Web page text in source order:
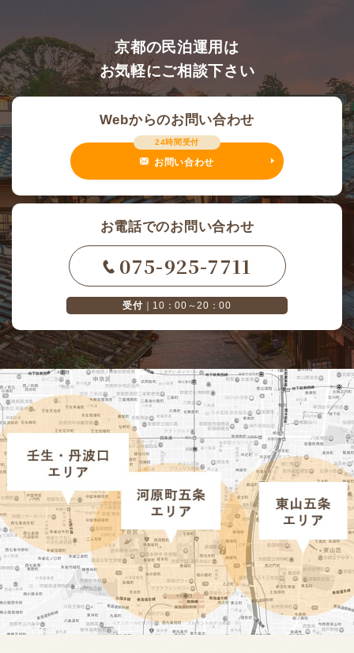
京都の民泊運用は
お気軽にご相談下さい
Webからのお問い合わせ
24時間受付
お問い合わせ
お電話でのお問い合わせ
075-925-7711
受付｜10：00～20：00